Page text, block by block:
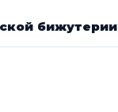
бижутерии